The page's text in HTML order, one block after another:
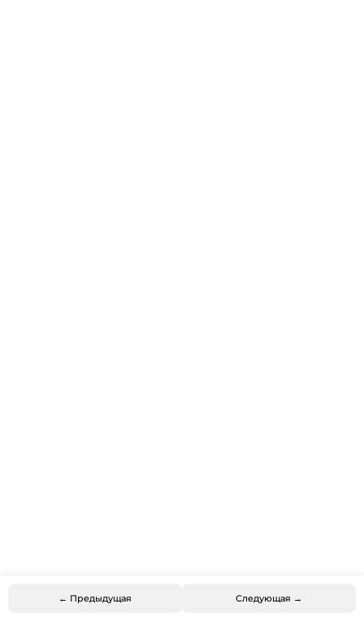
← Предыдущая Следующая →